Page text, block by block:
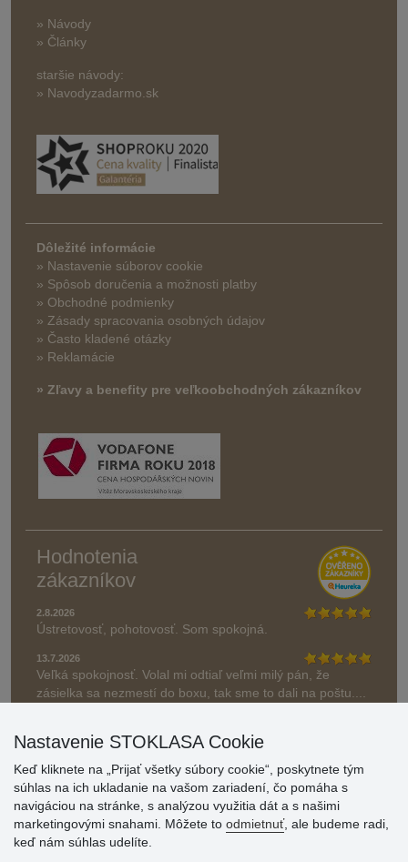
» Návody
» Články
staršie návody:
» Navodyzadarmo.sk
Dôležité informácie
» Nastavenie súborov cookie
» Spôsob doručenia a možnosti platby
» Obchodné podmienky
» Zásady spracovania osobných údajov
» Často kladené otázky
» Reklamácie
» Zľavy a benefity pre veľkoobchodných zákazníkov
Hodnotenia
zákazníkov
2.8.2026
Ústretovosť, pohotovosť. Som spokojná.
13.7.2026
Veľká spokojnosť. Volal mi odtiaľ veľmi milý pán, že
zásielka sa nezmestí do boxu, tak sme to dali na poštu....
» Aktuálne 6948 recenzií
* Recenzie neoverujeme
Nastavenie STOKLASA Cookie
Keď kliknete na „Prijať všetky súbory cookie“, poskytnete tým
súhlas na ich ukladanie na vašom zariadení, čo pomáha s
navigáciou na stránke, s analýzou využitia dát a s našimi
marketingovými snahami. Môžete to odmietnuť, ale budeme radi,
keď nám súhlas udelíte.